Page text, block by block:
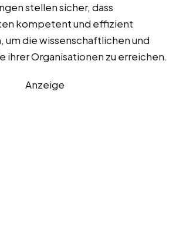
stellen sicher, dass
kompetent und effizient
um die wissenschaftlichen und
ihrer Organisationen zu erreichen.
Anzeige